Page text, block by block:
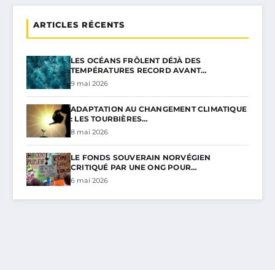
ARTICLES RÉCENTS
LES OCÉANS FRÔLENT DÉJÀ DES
TEMPÉRATURES RECORD AVANT…
9 mai 2026
ADAPTATION AU CHANGEMENT CLIMATIQUE
: LES TOURBIÈRES…
8 mai 2026
LE FONDS SOUVERAIN NORVÉGIEN
CRITIQUÉ PAR UNE ONG POUR…
6 mai 2026